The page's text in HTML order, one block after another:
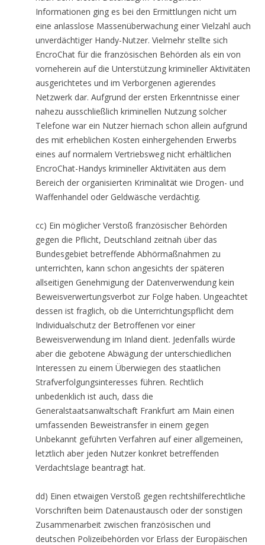
Informationen ging es bei den Ermittlungen nicht um
eine anlasslose Massenüberwachung einer Vielzahl auch
unverdächtiger Handy-Nutzer. Vielmehr stellte sich
EncroChat für die französischen Behörden als ein von
vorneherein auf die Unterstützung krimineller Aktivitäten
ausgerichtetes und im Verborgenen agierendes
Netzwerk dar. Aufgrund der ersten Erkenntnisse einer
nahezu ausschließlich kriminellen Nutzung solcher
Telefone war ein Nutzer hiernach schon allein aufgrund
des mit erheblichen Kosten einhergehenden Erwerbs
eines auf normalem Vertriebsweg nicht erhältlichen
EncroChat-Handys krimineller Aktivitäten aus dem
Bereich der organisierten Kriminalität wie Drogen- und
Waffenhandel oder Geldwäsche verdächtig.
cc) Ein möglicher Verstoß französischer Behörden
gegen die Pflicht, Deutschland zeitnah über das
Bundesgebiet betreffende Abhörmaßnahmen zu
unterrichten, kann schon angesichts der späteren
allseitigen Genehmigung der Datenverwendung kein
Beweisverwertungsverbot zur Folge haben. Ungeachtet
dessen ist fraglich, ob die Unterrichtungspflicht dem
Individualschutz der Betroffenen vor einer
Beweisverwendung im Inland dient. Jedenfalls würde
aber die gebotene Abwägung der unterschiedlichen
Interessen zu einem Überwiegen des staatlichen
Strafverfolgungsinteresses führen. Rechtlich
unbedenklich ist auch, dass die
Generalstaatsanwaltschaft Frankfurt am Main einen
umfassenden Beweistransfer in einem gegen
Unbekannt geführten Verfahren auf einer allgemeinen,
letztlich aber jeden Nutzer konkret betreffenden
Verdachtslage beantragt hat.
dd) Einen etwaigen Verstoß gegen rechtshilferechtliche
Vorschriften beim Datenaustausch oder der sonstigen
Zusammenarbeit zwischen französischen und
deutschen Polizeibehörden vor Erlass der Europäischen